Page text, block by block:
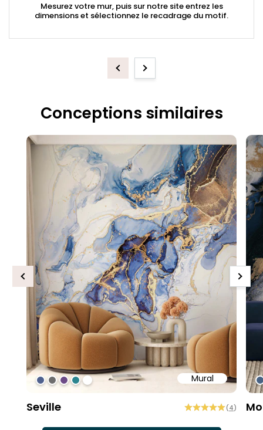
Mesurez votre mur, puis sur notre site entrez les
dimensions et sélectionnez le recadrage du motif.
PreviousNext
Conceptions similaires
Mural
#4f618d
#6d6d6d
#6c4b86
#2b858f
#ffffff
Seville (4)
Previous Next